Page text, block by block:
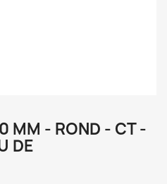
MM - ROND - CT -
DE